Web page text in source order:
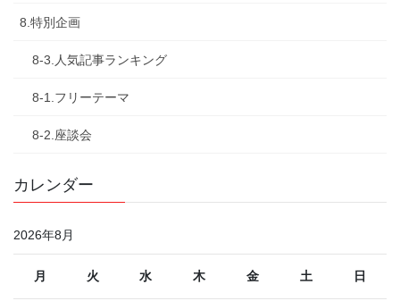
8.特別企画
8-3.人気記事ランキング
8-1.フリーテーマ
8-2.座談会
カレンダー
2026年8月
月 火 水 木 金 土 日